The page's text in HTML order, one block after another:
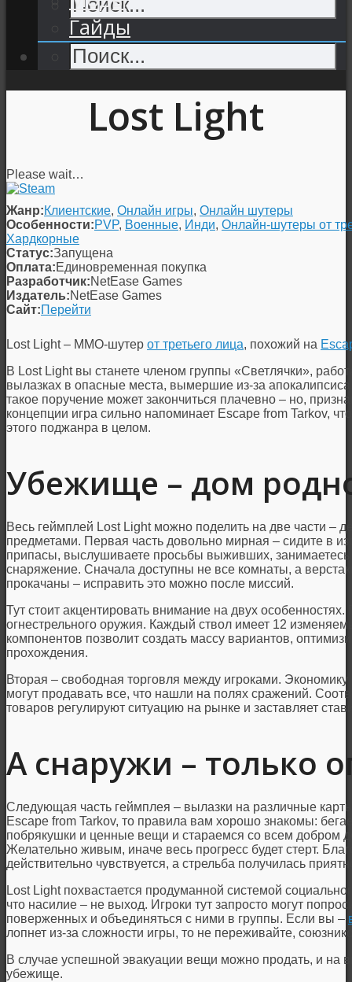
Гайды
Lost Light
Please wait…
Жанр:Клиентские, Онлайн игры, Онлайн шутеры
Особенности:PVP, Военные, Инди, Онлайн-шутеры от
Хардкорные
Статус:Запущена
Оплата:Единовременная покупка
Разработчик:NetEase Games
Издатель:NetEase Games
Сайт:Перейти
Lost Light – MMO-шутер от третьего лица, похожий на
В Lost Light вы станете членом группы «Светлячки»,
вылазках в опасные места, вымершие из-за
такое поручение может закончиться плачевно – но,
концепции игра сильно напоминает Escape from Tarkov,
этого поджанра в целом.
Убежище – дом
Весь геймплей Lost Light можно поделить на две части –
предметами. Первая часть довольно мирная – сидите в
припасы, выслушиваете просьбы выживших,
снаряжение. Сначала доступны не все комнаты, а
прокачаны – исправить это можно после миссий.
Тут стоит акцентировать внимание на двух
огнестрельного оружия. Каждый ствол имеет 12
компонентов позволит создать массу вариантов,
прохождения.
Вторая – свободная торговля между игроками.
могут продавать все, что нашли на полях сражений.
товаров регулируют ситуацию на рынке и заставляет
А снаружи – только
Следующая часть геймплея – вылазки на различные
Escape from Tarkov, то правила вам хорошо знакомы:
побрякушки и ценные вещи и стараемся со всем добром
Желательно живым, иначе весь прогресс будет стерт.
действительно чувствуется, а стрельба получилась
Lost Light похвастается продуманной системой
что насилие – не выход. Игроки тут запросто могут
поверженных и объединяться с ними в группы. Если вы –
лопнет из-за сложности игры, то не переживайте,
В случае успешной эвакуации вещи можно продать, и на
убежище.